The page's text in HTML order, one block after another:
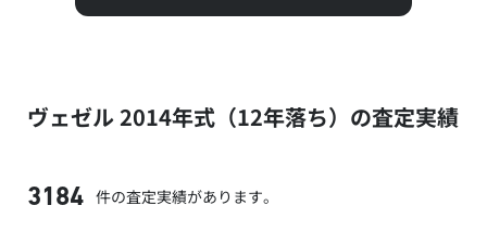
ヴェゼル 2014年式（12年落ち）の査定実績
3184 件の査定実績があります。